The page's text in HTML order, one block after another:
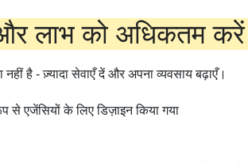
लाभ को अधिकतम करें
है - ज़्यादा सेवाएँ दें और अपना व्यवसाय बढ़ाएँ।
से एजेंसियों के लिए डिज़ाइन किया गया